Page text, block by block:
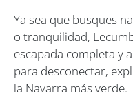
Ya sea que busques
o tranquilidad,
escapada completa y
para desconectar,
la Navarra más verde.